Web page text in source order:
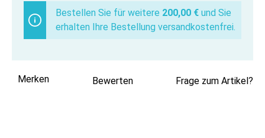
Bestellen Sie für weitere 200,00 € und Sie
erhalten Ihre Bestellung versandkostenfrei.
Merken Bewerten Frage zum Artikel?